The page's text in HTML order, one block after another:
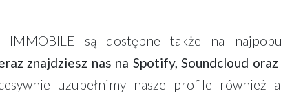
IMMOBILE są dostępne także na
znajdziesz nas na Spotify, Soundcloud
uzupełnimy nasze profile również